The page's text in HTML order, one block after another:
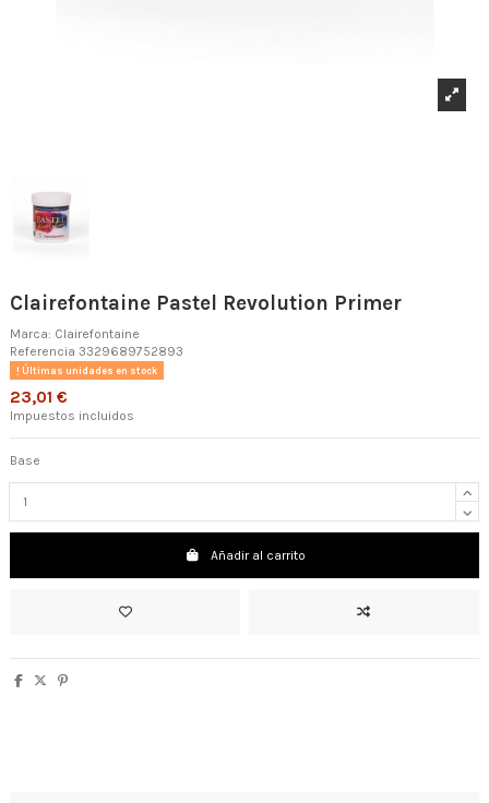
Clairefontaine Pastel Revolution Primer
Marca: Clairefontaine
Referencia 3329689752893
Últimas unidades en stock
23,01 €
Impuestos incluidos
Base
Añadir al carrito